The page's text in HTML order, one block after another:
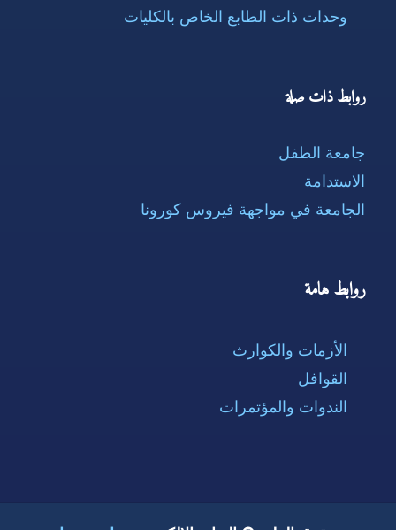
وحدات ذات الطابع الخاص بالكليات
روابط ذات صلة
جامعة الطفل
الاستدامة
الجامعة في مواجهة فيروس كورونا
روابط هامة
الأزمات والكوارث
القوافل
الندوات والمؤتمرات